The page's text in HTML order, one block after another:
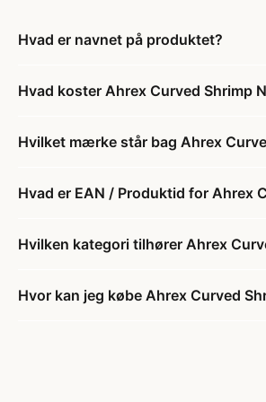
Hvad er navnet på produktet?
Hvad koster Ahrex Curved Shrimp
Hvilket mærke står bag Ahrex
Hvad er EAN / Produktid for Ahrex
Hvilken kategori tilhører Ahrex
Hvor kan jeg købe Ahrex Curved